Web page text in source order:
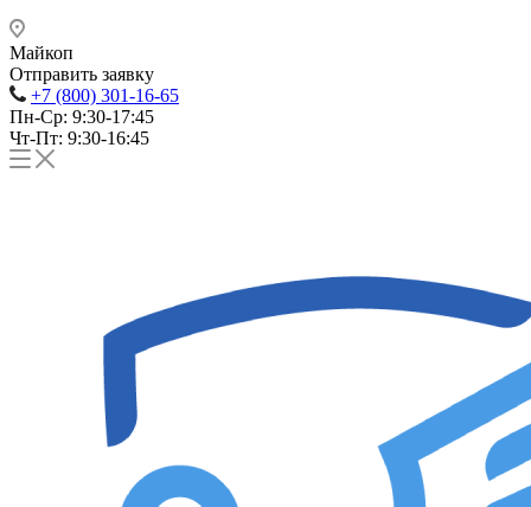
Майкоп
Отправить заявку
+7 (800) 301-16-65
Пн-Ср: 9:30-17:45
Чт-Пт: 9:30-16:45